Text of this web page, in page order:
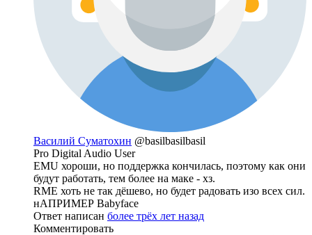
Василий Суматохин @basilbasilbasil
Pro Digital Audio User
EMU хороши, но поддержка кончилась, поэтому как они
будут работать, тем более на маке - хз.
RME хоть не так дёшево, но будет радовать изо всех сил.
нАПРИМЕР Babyface
Ответ написан более трёх лет назад
Комментировать